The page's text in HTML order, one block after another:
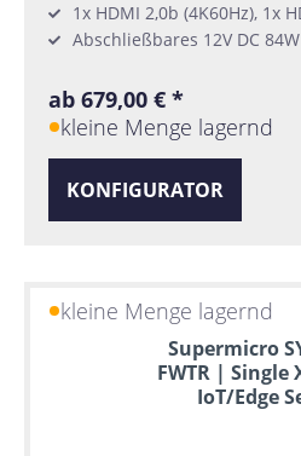
1x HDMI 2,0b (4K60Hz), 1x
Abschließbares 12V DC
ab 679,00 € *
kleine Menge lagernd
KONFIGURATOR
kleine Menge lagernd
Supermicro
FWTR | Single
IoT/Edge